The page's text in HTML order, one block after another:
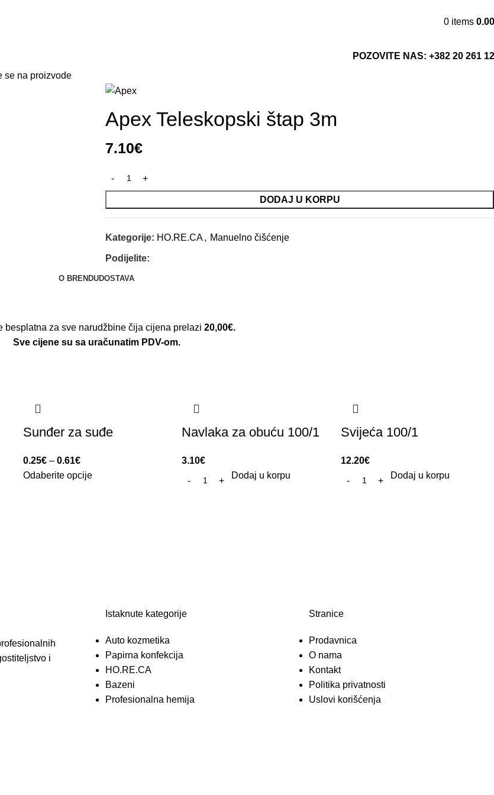
0 items 0.00
POZOVITE NAS: +382 20 261
se na proizvode
Apex Teleskopski štap 3m
7.10€
DODAJ U KORPU
Kategorije: HO.RE.CA, Manuelno čišćenje
Podijelite:
O BRENDUDOSTAVA
besplatna za sve narudžbine čija cijena prelazi 20,00€.
Sve cijene su sa uračunatim PDV-om.
Sunđer za suđe
0.25€ – 0.61€
Odaberite opcije
Navlaka za obuću 100/1
3.10€
Dodaj u korpu
Svijeća 100/1
12.20€
Dodaj u korpu
i
Istaknute kategorije
Auto kozmetika
Papirna konfekcija
HO.RE.CA
Bazeni
Profesionalna hemija
Stranice
Prodavnica
O nama
Kontakt
Politika privatnosti
Uslovi korišćenja